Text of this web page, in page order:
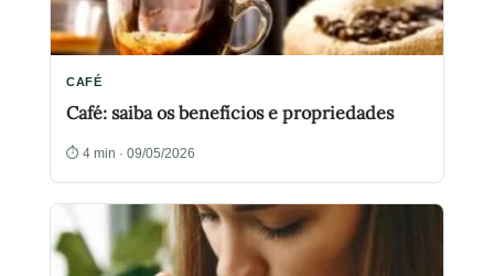
CAFÉ
Café: saiba os benefícios e propriedades
⏱ 4 min · 09/05/2026